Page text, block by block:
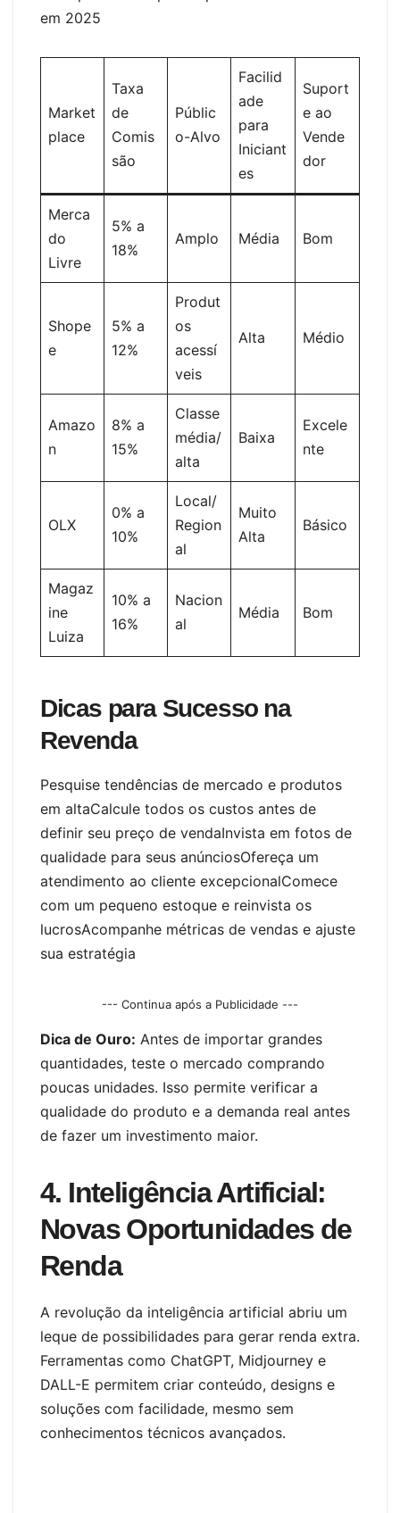
em 2025
Market
place
Taxa
de
Comis
são
Públic
o-Alvo
Facilid
ade
para
Iniciant
es
Suport
e ao
Vende
dor
Merca
do
Livre
5% a
18%
Amplo Média Bom
Shope
e
5% a
12%
Produt
os
acessí
veis
Alta Médio
Amazo
n
8% a
15%
Classe
média/
alta
Baixa
Excele
nte
OLX
0% a
10%
Local/
Region
al
Muito
Alta
Básico
Magaz
ine
Luiza
10% a
16%
Nacion
al
Média Bom
Dicas para Sucesso na
Revenda
Pesquise tendências de mercado e produtos
em altaCalcule todos os custos antes de
definir seu preço de vendaInvista em fotos de
qualidade para seus anúnciosOfereça um
atendimento ao cliente excepcionalComece
com um pequeno estoque e reinvista os
lucrosAcompanhe métricas de vendas e ajuste
sua estratégia
--- Continua após a Publicidade ---
Dica de Ouro: Antes de importar grandes
quantidades, teste o mercado comprando
poucas unidades. Isso permite verificar a
qualidade do produto e a demanda real antes
de fazer um investimento maior.
4. Inteligência Artificial:
Novas Oportunidades de
Renda
A revolução da inteligência artificial abriu um
leque de possibilidades para gerar renda extra.
Ferramentas como ChatGPT, Midjourney e
DALL-E permitem criar conteúdo, designs e
soluções com facilidade, mesmo sem
conhecimentos técnicos avançados.